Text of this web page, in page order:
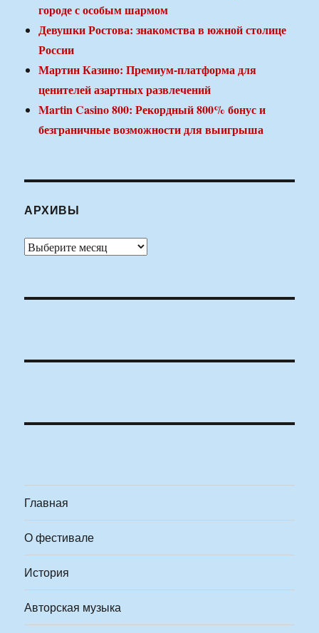
городе с особым шармом
Девушки Ростова: знакомства в южной столице
России
Мартин Казино: Премиум-платформа для
ценителей азартных развлечений
Martin Casino 800: Рекордный 800% бонус и
безграничные возможности для выигрыша
АРХИВЫ
Архивы
Главная
О фестивале
История
Авторская музыка